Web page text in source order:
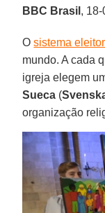
BBC Brasil ,
Osistema
mundo. A cada
igreja elegem
Sueca (
organização